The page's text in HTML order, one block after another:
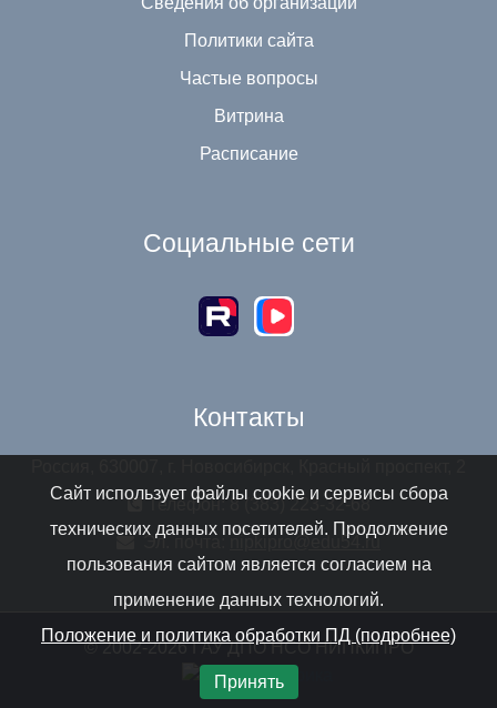
Политики сайта
Частые вопросы
Витрина
Расписание
Социальные сети
Контакты
Телефон: 8 (383) 223-32-68
Эл. почта:
nipkipro@edu54.ru
© 2002-2026 ГАУ ДПО НСО НИПКиПРО
Сайт использует файлы cookie и сервисы сбора
технических данных посетителей. Продолжение
пользования сайтом является согласием на
применение данных технологий.
Положение и политика обработки ПД (подробнее)
Принять